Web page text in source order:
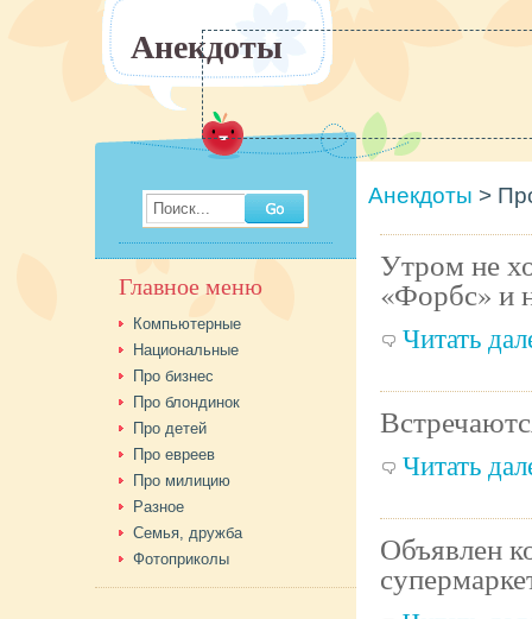
Анекдоты
Анекдоты >
Утром не
«Форбс» и
Читать
Читать
Объявлен
Поиск...
Главное меню
Компьютерные
Национальные
Про бизнес
Про блондинок
Про детей
Про евреев
Про милицию
Разное
Семья, дружба
Фотоприколы